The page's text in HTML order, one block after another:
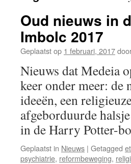
Oud nieuws in
Imbolc 2017
Geplaatst op 1 februari, 2017
Nieuws dat Medeia
keer onder meer: de
ideeën, een
afgeborduurde
in de Harry Potter-
Geplaatst in Nieuws | Getagged
psychiatrie, reformbeweging,